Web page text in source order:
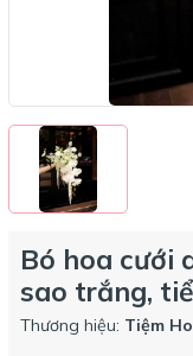
Bó hoa cưới
sao trắng,
Thương hiệu: Tiệm